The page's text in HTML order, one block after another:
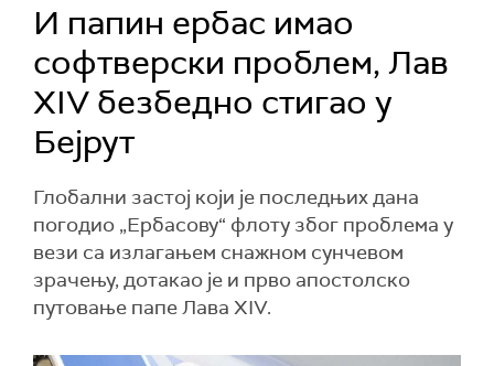
И папин ербас имао
софтверски проблем, Лав
XIV безбедно стигао у
Бејрут
Глобални застој који је последњих дана
погодио „Ербасову“ флоту због проблема у
вези са излагањем снажном сунчевом
зрачењу, дотакао је и прво апостолско
путовање папе Лава XIV.